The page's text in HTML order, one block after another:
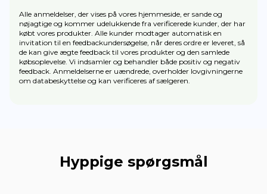
Alle anmeldelser, der vises på vores hjemmeside, er sande og
nøjagtige og kommer udelukkende fra verificerede kunder, der har
købt vores produkter. Alle kunder modtager automatisk en
invitation til en feedbackundersøgelse, når deres ordre er leveret, så
de kan give ægte feedback til vores produkter og den samlede
købsoplevelse. Vi indsamler og behandler både positiv og negativ
feedback. Anmeldelserne er uændrede, overholder lovgivningerne
om databeskyttelse og kan verificeres af sælgeren.
Hyppige spørgsmål